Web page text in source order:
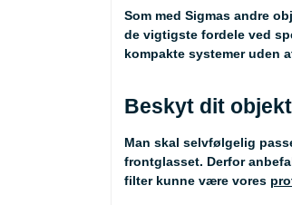
Som med Sigmas andre
de vigtigste fordele ved
kompakte systemer uden
Beskyt dit
Man skal selvfølgelig
frontglasset. Derfor
filter kunne være vores